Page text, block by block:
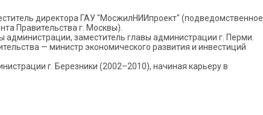
директора ГАУ "МосжилНИИпроект" (подведомственное
Правительства г. Москвы).
администрации, заместитель главы администрации г. Перми.
— министр экономического развития и инвестиций
г. Березники (2002–2010), начиная карьеру в